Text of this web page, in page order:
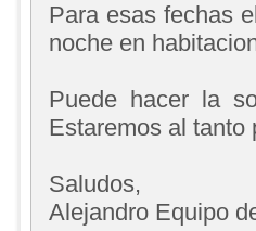
Para esas fechas
noche en
Puede hacer la
Estaremos al tanto
Saludos,
Alejandro Equipo